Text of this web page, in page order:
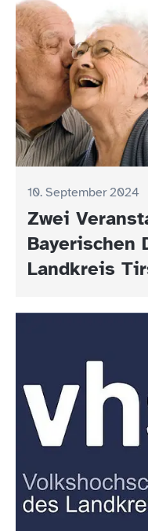
10. September 2024
Zwei
Bayerischen
Landkreis